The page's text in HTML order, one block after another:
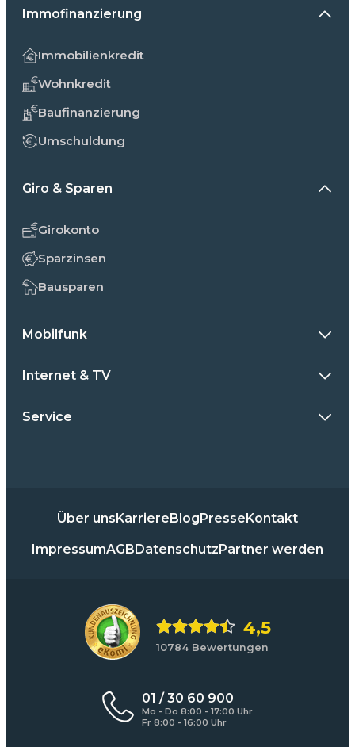
Immofinanzierung
Immobilienkredit
Wohnkredit
Baufinanzierung
Umschuldung
Giro & Sparen
Girokonto
Sparzinsen
Bausparen
Mobilfunk
Internet & TV
Service
Über unsKarriereBlogPresseKontakt
ImpressumAGBDatenschutzPartner werden
4,5
10784 Bewertungen
01 / 30 60 900
Mo - Do 8:00 - 17:00 Uhr
Fr 8:00 - 16:00 Uhr